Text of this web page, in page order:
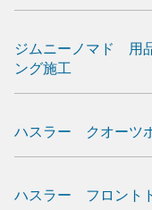
ジムニーノマド 用
ング施工
ハスラー クオーツ
ハスラー フロント